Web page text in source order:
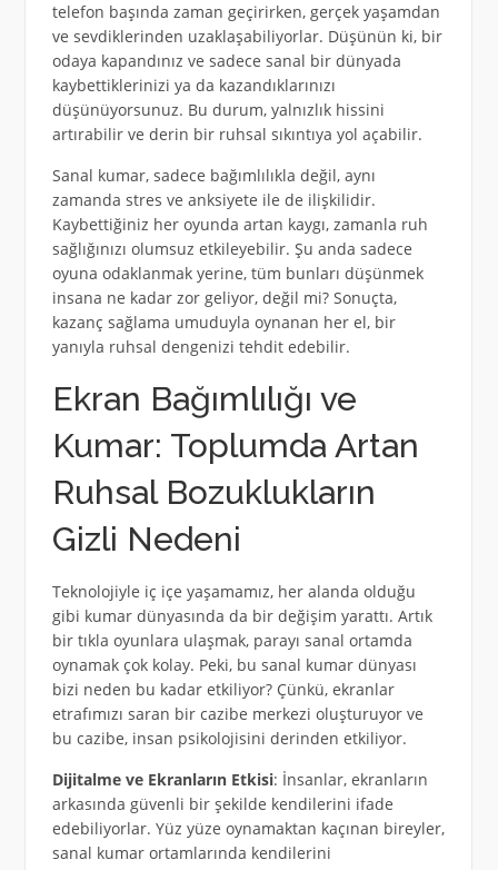
telefon başında zaman geçirirken, gerçek yaşamdan
ve sevdiklerinden uzaklaşabiliyorlar. Düşünün ki, bir
odaya kapandınız ve sadece sanal bir dünyada
kaybettiklerinizi ya da kazandıklarınızı
düşünüyorsunuz. Bu durum, yalnızlık hissini
artırabilir ve derin bir ruhsal sıkıntıya yol açabilir.
Sanal kumar, sadece bağımlılıkla değil, aynı
zamanda stres ve anksiyete ile de ilişkilidir.
Kaybettiğiniz her oyunda artan kaygı, zamanla ruh
sağlığınızı olumsuz etkileyebilir. Şu anda sadece
oyuna odaklanmak yerine, tüm bunları düşünmek
insana ne kadar zor geliyor, değil mi? Sonuçta,
kazanç sağlama umuduyla oynanan her el, bir
yanıyla ruhsal dengenizi tehdit edebilir.
Ekran Bağımlılığı ve
Kumar: Toplumda Artan
Ruhsal Bozuklukların
Gizli Nedeni
Teknolojiyle iç içe yaşamamız, her alanda olduğu
gibi kumar dünyasında da bir değişim yarattı. Artık
bir tıkla oyunlara ulaşmak, parayı sanal ortamda
oynamak çok kolay. Peki, bu sanal kumar dünyası
bizi neden bu kadar etkiliyor? Çünkü, ekranlar
etrafımızı saran bir cazibe merkezi oluşturuyor ve
bu cazibe, insan psikolojisini derinden etkiliyor.
Dijitalme ve Ekranların Etkisi: İnsanlar, ekranların
arkasında güvenli bir şekilde kendilerini ifade
edebiliyorlar. Yüz yüze oynamaktan kaçınan bireyler,
sanal kumar ortamlarında kendilerini